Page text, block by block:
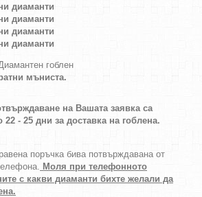
диаманти
диаманти
диаманти
диаманти
гоблен
мъниста.
на Вашата заявка са
- 25 дни за доставка на гоблена.
поръчка бива потвърждавана от
Моля при телефонното
с какви диаманти бихте желали да